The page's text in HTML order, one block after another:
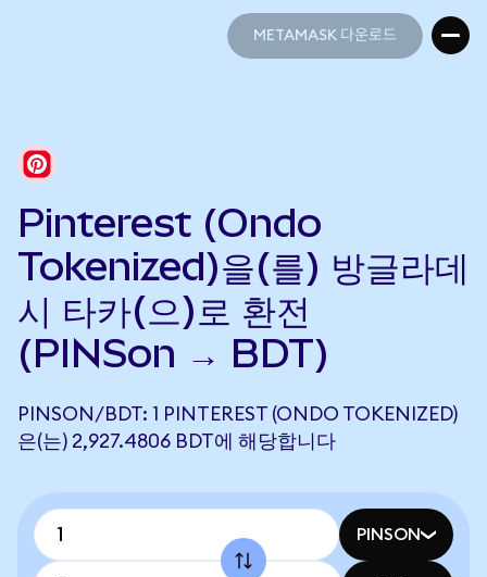
METAMASK 다운로드
Pinterest (Ondo
Tokenized)을(를) 방글라데
시 타카(으)로 환전
(PINSon → BDT)
PINSON/BDT: 1 PINTEREST (ONDO TOKENIZED)
은(는) 2,927.4806 BDT에 해당합니다
PINSON